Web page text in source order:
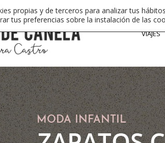
VIAJES
propias y de terceros para analizar tus
tus preferencias sobre la instalación de las